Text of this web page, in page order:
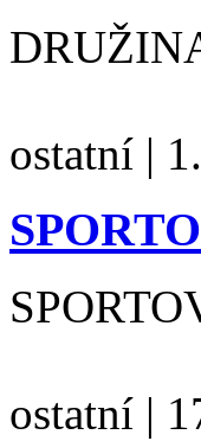
ostatní |
ostatní |